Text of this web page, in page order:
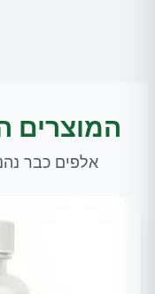
המוצרים
אלפים כבר